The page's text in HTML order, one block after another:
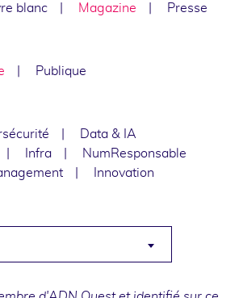
blanc Magazine Presse
Publique
Data & IA
Infra
NumResponsable
Innovation